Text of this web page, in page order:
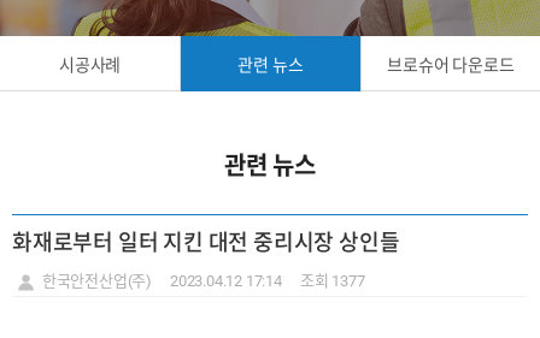
시공사례 관련 뉴스 브로슈어 다운로드
관련 뉴스
화재로부터 일터 지킨 대전 중리시장 상인들
한국안전산업(주) 2023.04.12 17:14 조회 1377